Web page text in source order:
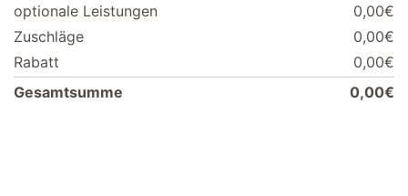
optionale Leistungen
0,00€
Zuschläge
0,00€
Rabatt
0,00€
Gesamtsumme
0,00€